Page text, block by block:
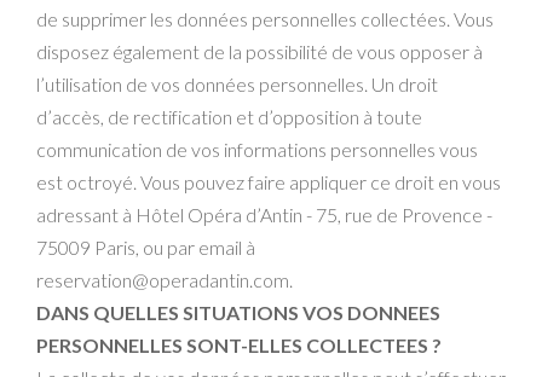
de supprimer les données personnelles collectées. Vous
disposez également de la possibilité de vous opposer à
l’utilisation de vos données personnelles. Un droit
d’accès, de rectification et d’opposition à toute
communication de vos informations personnelles vous
est octroyé. Vous pouvez faire appliquer ce droit en vous
adressant à Hôtel Opéra d’Antin - 75, rue de Provence -
75009 Paris, ou par email à
reservation@operadantin.com.
DANS QUELLES SITUATIONS VOS DONNEES
PERSONNELLES SONT-ELLES COLLECTEES ?